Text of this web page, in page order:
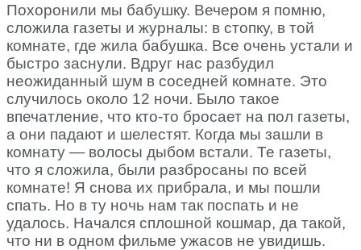
Похоронили мы бабушку. Вечером я помню,
сложила газеты и журналы: в стопку, в той
комнате, где жила бабушка. Все очень устали и
быстро заснули. Вдруг нас разбудил
неожиданный шум в соседней комнате. Это
случилось около 12 ночи. Было такое
впечатление, что кто-то бросает на пол газеты,
а они падают и шелестят. Когда мы зашли в
комнату — волосы дыбом встали. Те газеты,
что я сложила, были разбросаны по всей
комнате! Я снова их прибрала, и мы пошли
спать. Но в ту ночь нам так поспать и не
удалось. Начался сплошной кошмар, да такой,
что ни в одном фильме ужасов не увидишь.